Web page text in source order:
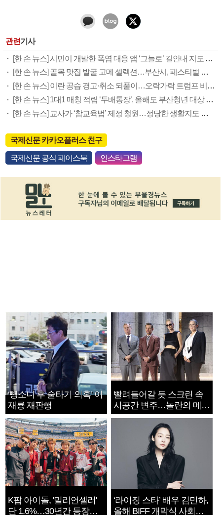
관련기사
[한 손 뉴스] 시민이 개발한 폭염 대응 앱 ‘그늘로’ 길안내 지도 등 인기
[한 손 뉴스] 골목 맛집 발굴 고메 셀렉션…부산시, 페스티벌 시월 연계
[한 손 뉴스] 이란 공습 경고·취소 되풀이…오락가락 트럼프 비꼰 ‘타코’
[한 손 뉴스] 1대1 매칭 적립 ‘두배통장’, 올해도 부산청년 대상 접수
[한 손 뉴스] 교사가 ‘참교육법’ 제정 청원…정당한 생활지도 권한 요구
국제신문 카카오플러스 친구
국제신문 공식 페이스북 인스타그램
‘뺑소니 후 술타기 의혹’ 이
재룡 재판행
빨려들어갈 듯 스크린 속
시공간 변주…놀란의 메시
지는 ‘전쟁 속죄’
K팝 아이돌, '밀리언셀러'
단 1.6%…30년간 등장
‘라이징 스타’ 배우 김민하,
올해 BIFF 개막식 사회자